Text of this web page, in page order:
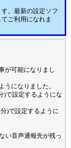
。最新の設定ソフ
ご利用になれま
が可能になりまし
うになりました。
)で設定するようにな
)で設定するように
い音声通報先が残っ